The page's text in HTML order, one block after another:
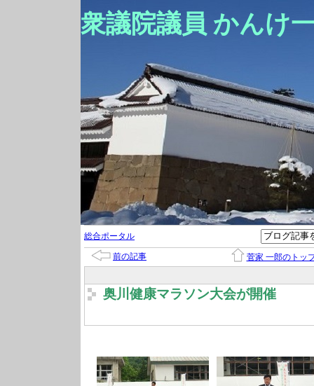
衆議院議員 かんけ
総合ポータル
前の記事 菅家 一郎のトッ
奥川健康マラソン大会が開催